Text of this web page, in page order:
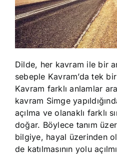
Dilde, her kavram ile bir
sebeple Kavram’da tek bir
Kavram farklı anlamlar
kavram Simge
açılma ve olanaklı farklı
doğar. Böylece tanım
bilgiye, hayal üzerinden
de katılmasının yolu